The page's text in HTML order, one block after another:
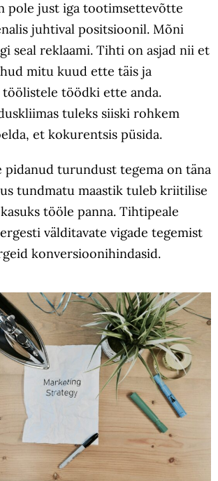
pole just iga tootimsettevõtte
juhtival positsioonil. Mõni
seal reklaami. Tihti on asjad nii et
mitu kuud ette täis ja
töödki ette anda.
tuleks siiski rohkem
et kokurentsis püsida.
pidanud turundust tegema on täna
tundmatu maastik tuleb kriitilise
tööle panna. Tihtipeale
välditavate vigade tegemist
konversioonihindasid.